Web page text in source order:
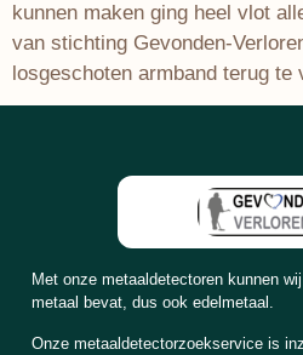
kunnen maken ging heel vlot
van stichting Gevonden-
losgeschoten armband terug
Met onze metaaldetectoren kunnen
metaal bevat, dus ook edelmetaal.
Onze metaaldetectorzoekservice is